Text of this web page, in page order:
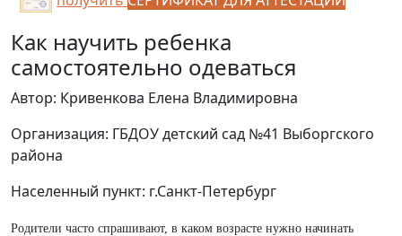
Как научить ребенка
самостоятельно одеваться
Автор: Кривенкова Елена Владимировна
Организация: ГБДОУ детский сад №41 Выборгского
района
Населенный пункт: г.Санкт-Петербург
Родители часто спрашивают, в каком возрасте нужно начинать